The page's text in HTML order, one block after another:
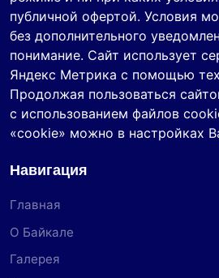
публичной офертой. Условия
без дополнительного
понимание. Сайт использует
Яндекс Метрика с помощью
Продолжая пользоваться
с использованием файлов
«cookie» можно в настройках
Навигация
Главная
О Байкале
Галерея